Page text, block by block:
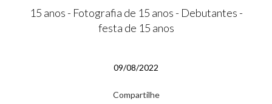
15 anos - Fotografia de 15 anos - Debutantes -
festa de 15 anos
09/08/2022
Compartilhe